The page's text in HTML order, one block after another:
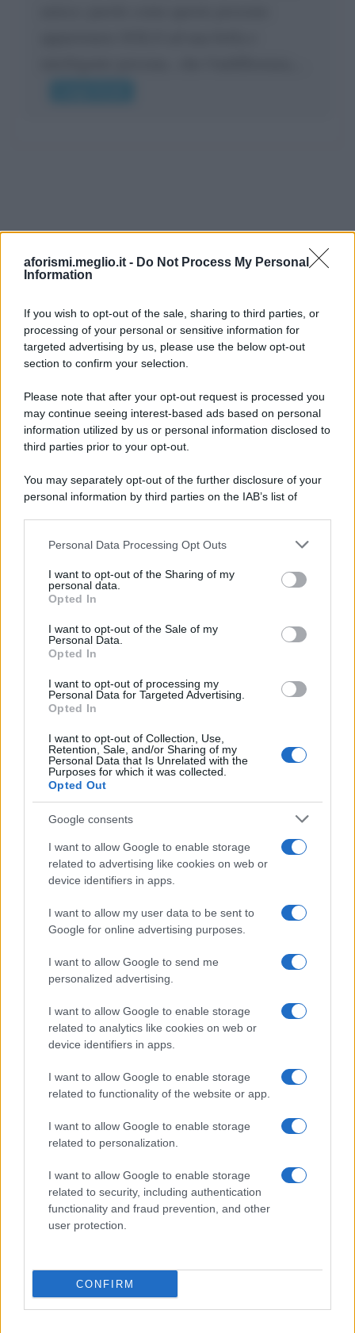
aforismi.meglio.it - Do Not Process My Personal
Information
If you wish to opt-out of the sale, sharing to third parties, or
processing of your personal or sensitive information for
targeted advertising by us, please use the below opt-out
section to confirm your selection.
Please note that after your opt-out request is processed you
may continue seeing interest-based ads based on personal
information utilized by us or personal information disclosed to
third parties prior to your opt-out.
You may separately opt-out of the further disclosure of your
personal information by third parties on the IAB’s list of
This information may also be disclosed by us to third parties
disclose it to other third parties.
Please note that this website/app uses one or more Google
services and may gather and store information including but
not limited to your visit or usage behaviour. You may click to
grant or deny consent to Google and its third-party tags to
consent section.
Personal Data Processing Opt Outs
I want to opt-out of the Sharing of my
personal data.
Opted In
I want to opt-out of the Sale of my
Personal Data.
Opted In
I want to opt-out of processing my
Personal Data for Targeted Advertising.
Opted In
I want to opt-out of Collection, Use,
Retention, Sale, and/or Sharing of my
Personal Data that Is Unrelated with the
Purposes for which it was collected.
Opted Out
Google consents
I want to allow Google to enable storage
related to advertising like cookies on web or
device identifiers in apps.
I want to allow my user data to be sent to
Google for online advertising purposes.
I want to allow Google to send me
personalized advertising.
I want to allow Google to enable storage
related to analytics like cookies on web or
device identifiers in apps.
I want to allow Google to enable storage
related to functionality of the website or app.
I want to allow Google to enable storage
related to personalization.
I want to allow Google to enable storage
related to security, including authentication
functionality and fraud prevention, and other
user protection.
CONFIRM
Ricevi LE FRASI PIÙ BELLE via e-mail
E-mail
FRASI
Frasi celebri
Frasi da condividere
Poesie
Frasi dei film
Frasi film più lette
Incipit dei film
Film più cercati
Frasi sul cinema
SERVIZI
Mappa del sito
Cookie Policy
Frasi suddivise per tema
Indice degli autori
Aforismi .meglio.it è l'archivio web dedicato a frasi,
aforismi e citazioni più grande del web (137.905 frasi in
database) • ©2005-2025 • La riproduzione dei testi è
consentita citando la fonte secondo la Licenza
il sito ricava una commissione sugli acquisti idonei. •
Contatti